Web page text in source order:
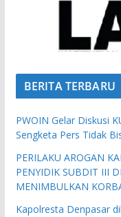
BERITA TERBARU
PWOIN Gelar Diskusi
Sengketa Pers Tidak
PERILAKU AROGAN
PENYIDIK SUBDIT III
MENIMBULKAN
Kapolresta Denpasar